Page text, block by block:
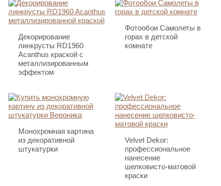
Декорирование
линкрусты RD1960
Acanthus краской с
металлизированным
эффектом
Фотообои Самолеты в
горах в детской
комнате
Монохромная картина
из декоративной
штукатурки
Velvet Dekor:
профессиональное
нанесение
шелковисто-матовой
краски